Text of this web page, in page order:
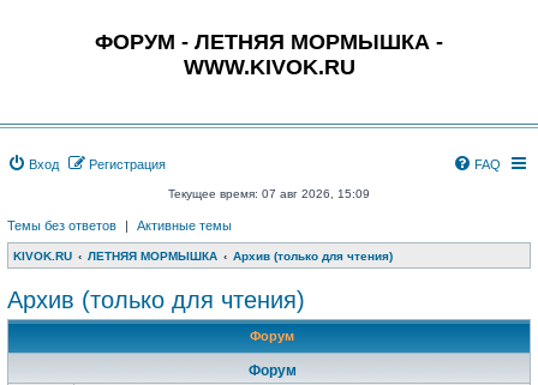
ФОРУМ - ЛЕТНЯЯ МОРМЫШКА -
WWW.KIVOK.RU
Вход Регистрация FAQ
Текущее время: 07 авг 2026, 15:09
Темы без ответов | Активные темы
KIVOK.RU ЛЕТНЯЯ МОРМЫШКА Архив (только для чтения)
Архив (только для чтения)
Форум
Форум